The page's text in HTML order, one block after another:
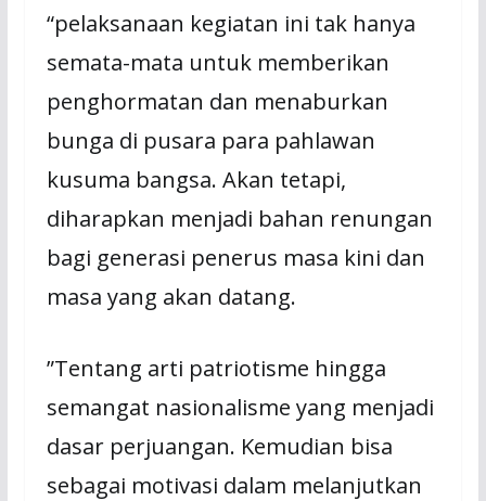
“pelaksanaan kegiatan ini tak hanya
semata-mata untuk memberikan
penghormatan dan menaburkan
bunga di pusara para pahlawan
kusuma bangsa. Akan tetapi,
diharapkan menjadi bahan renungan
bagi generasi penerus masa kini dan
masa yang akan datang.
”Tentang arti patriotisme hingga
semangat nasionalisme yang menjadi
dasar perjuangan. Kemudian bisa
sebagai motivasi dalam melanjutkan